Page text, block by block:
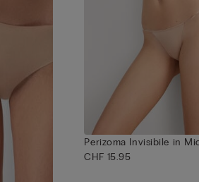
Perizoma Invisibile in
CHF 15.95